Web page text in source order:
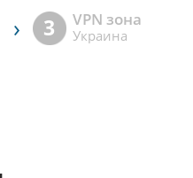
› 3 VPN зона
Украина